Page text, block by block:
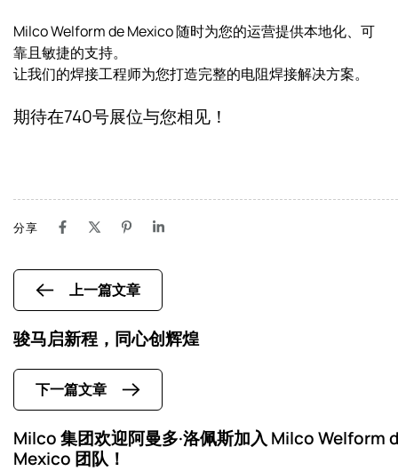
Milco Welform de Mexico 随时为您的运营提供本地化、可
靠且敏捷的支持。
让我们的焊接工程师为您打造完整的电阻焊接解决方案。
期待在740号展位与您相见！
分享
上一篇文章
骏马启新程，同心创辉煌
下一篇文章
Milco 集团欢迎阿曼多·洛佩斯加入 Milco Welform
Mexico 团队！